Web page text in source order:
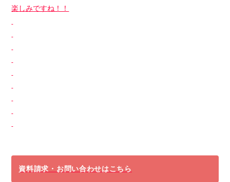
楽しみですね！！
資料請求・お問い合わせはこちら